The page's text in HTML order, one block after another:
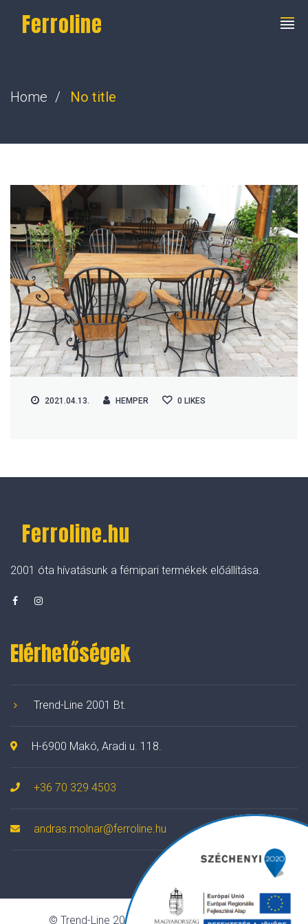
Ferroline
Home No title
2021.04.13. HEMPER 0 LIKES
Ferroline.hu
2001 óta hívatásunk a fémipari termékek előállítása.
Elérhetőségek
Trend-Line 2001 Bt.
H-6900 Makó, Aradi u. 118.
+36 70 329 4503
andras.molnar@ferroline.hu
© Trend-Line 2001 Bt. Minden jog fenntartva